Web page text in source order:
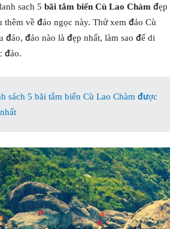
sach 5 bãi tắm biển Cù Lao Chàm đẹp
thêm về đảo ngọc này. Thử xem đảo Cù
đảo, đảo nào là đẹp nhất, làm sao để di
đảo.
sách 5 bãi tắm biển Cù Lao Chàm được